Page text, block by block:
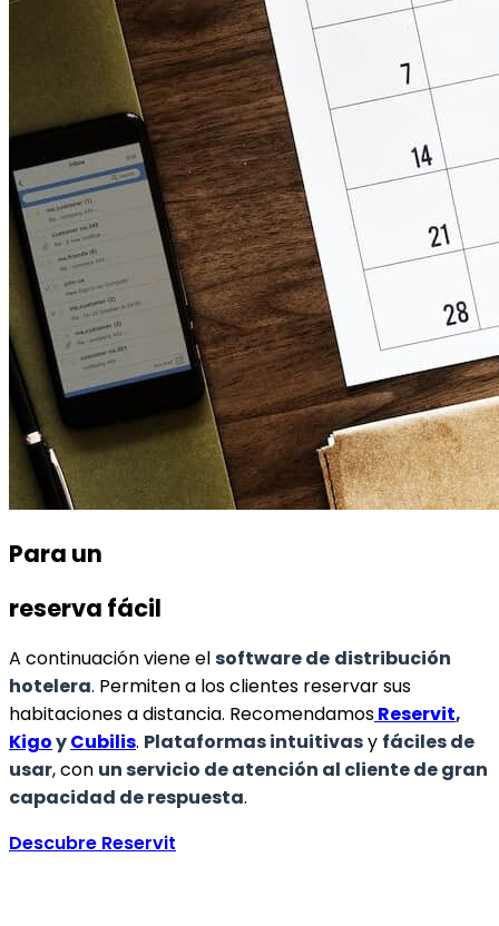
Para un
reserva fácil
A continuación viene elsoftware de distribución
hotelera. Permiten a los clientes reservar sus
habitaciones a distancia. RecomendamosReservit,
KigoyCubilis. Plataformas intuitivasy fáciles de
usar, con un servicio de atención al cliente de gran
capacidad de respuesta.
Descubre Reservit